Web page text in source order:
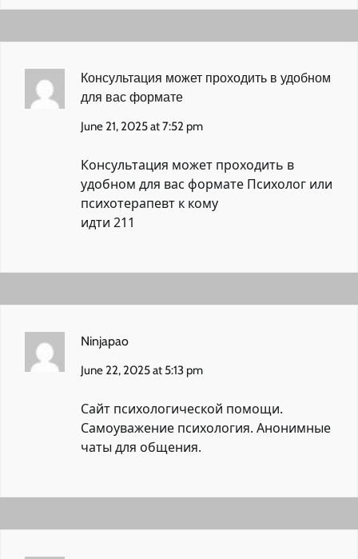
Консультация может проходить в удобном
для вас формате
June 21, 2025 at 7:52 pm
Консультация может проходить в
удобном для вас формате Психолог или
психотерапевт к кому
идти 211
Ninjapao
June 22, 2025 at 5:13 pm
Сайт психологической помощи.
Самоуважение психология. Анонимные
чаты для общения.